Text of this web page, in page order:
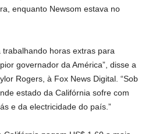
enquanto Newsom estava no
horas extras para
governador da América”, disse a
Rogers, à Fox News Digital. “Sob
estado da Califórnia sofre com
e da electricidade do país.”